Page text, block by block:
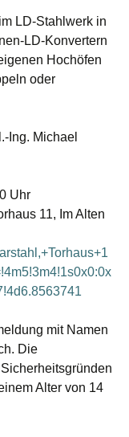
LD-Stahlwerk in
LD-Konvertern
Hochöfen
oder
Ing. Michael
Uhr
11, Im Alten
mit Namen
Die
Alter von 14